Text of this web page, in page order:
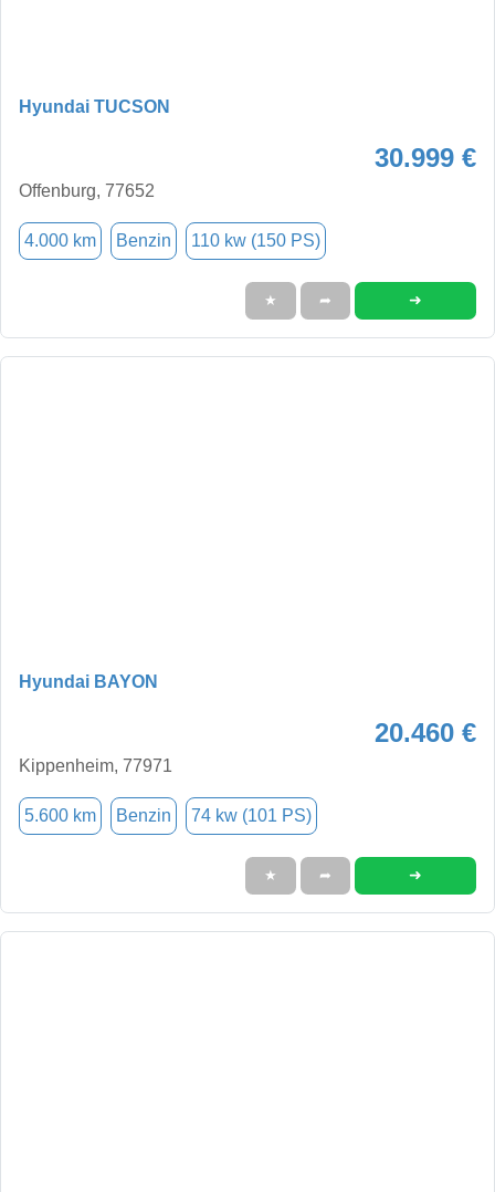
Hyundai TUCSON
30.999 €
Offenburg, 77652
4.000 km Benzin 110 kw (150 PS)
★ ➦ ➜
Hyundai BAYON
20.460 €
Kippenheim, 77971
5.600 km Benzin 74 kw (101 PS)
★ ➦ ➜